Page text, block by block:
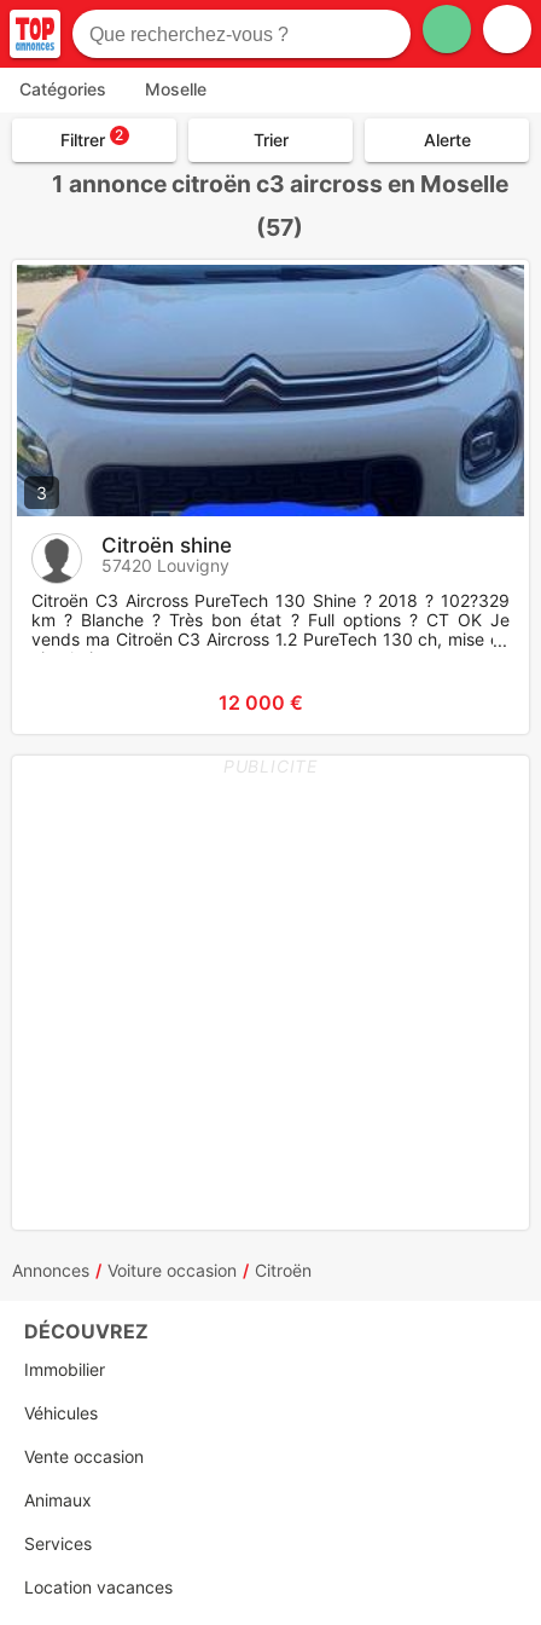
Catégories Moselle
Filtrer 2 Trier Alerte
1 annonce citroën c3 aircross en Moselle
(57)
3
Citroën shine
57420 Louvigny
Citroën C3 Aircross PureTech 130 Shine ? 2018 ? 102?329
km ? Blanche ? Très bon état ? Full options ? CT OK Je
vends ma Citroën C3 Aircross 1.2 PureTech 130 ch, mise en
circulatio
12 000 €
PUBLICITE
Annonces Voiture occasion Citroën
DÉCOUVREZ
Immobilier
Véhicules
Vente occasion
Animaux
Services
Location vacances